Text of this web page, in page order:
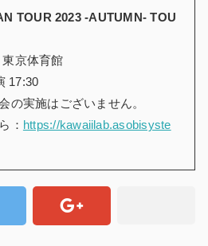
TOUR 2023 -AUTUMN- TOU
京体育館
17:30
の実施はございません。
： https://kawaiilab.asobisyste